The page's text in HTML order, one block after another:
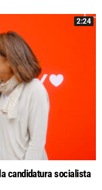
2:24
candidatura socialista